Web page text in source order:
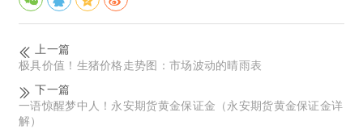
上一篇
极具价值！生猪价格走势图：市场波动的晴雨表
下一篇
一语惊醒梦中人！永安期货黄金保证金（永安期货黄金保证金详
解）